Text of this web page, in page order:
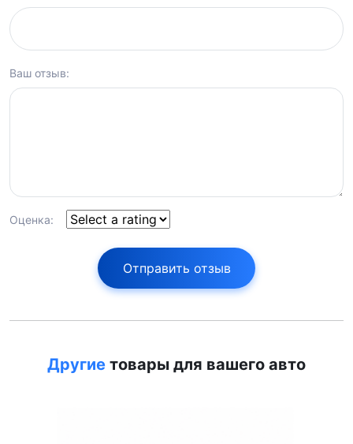
Ваш отзыв:
Оценка:
Отправить отзыв
Другие товары для вашего авто